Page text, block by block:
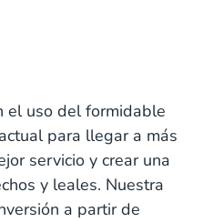
el uso del formidable
para llegar a más
servicio y crear una
y leales. Nuestra
a partir de